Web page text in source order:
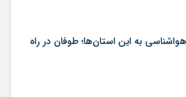
به این استان‌ها؛ طوفان در راه